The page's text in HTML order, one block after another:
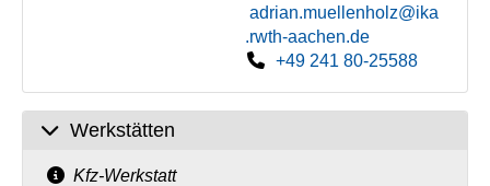
adrian.muellenholz@ika
.rwth-aachen.de
+49 241 80-25588
Werkstätten
Kfz-Werkstatt